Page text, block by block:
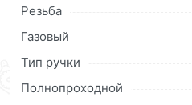
Москве и области.
заказ и свяжутся с Вами
доставки или
Резьба
Газовый
Тип ручки
Полнопроходной